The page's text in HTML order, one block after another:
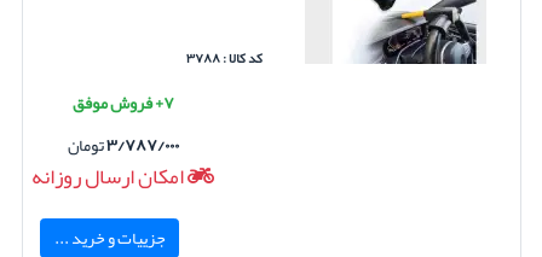
کد کالا : ۳۷۸۸
۷+ فروش موفق
۳/۷۸۷/۰۰۰تومان
امکان ارسال روزانه
جزییات و خرید ...